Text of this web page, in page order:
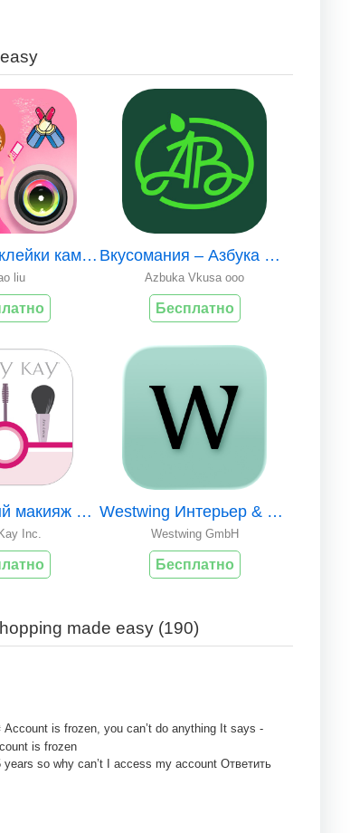
Девушка наклейки камеры - редактор коллаж фото
liu
Вкусомания – Азбука Вкуса
Azbuka Vkusa ooo
Бесплатно
Виртуальный макияж Mary Kay®
Inc.
Westwing Интерьер & Дизайн
Westwing GmbH
Бесплатно
made easy (190)
Account is frozen, you can’t do anything It says -
is frozen
years so why can’t I access my account Ответить